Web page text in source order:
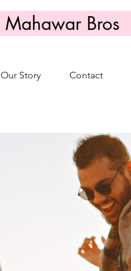
Mahawar Bros
Our Story Contact